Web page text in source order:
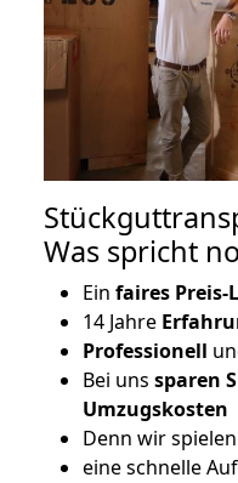
Was spricht
Ein faires
14 Jahre
Professionell
Bei uns sparen
Umzugskosten
Denn wir
eine schnelle